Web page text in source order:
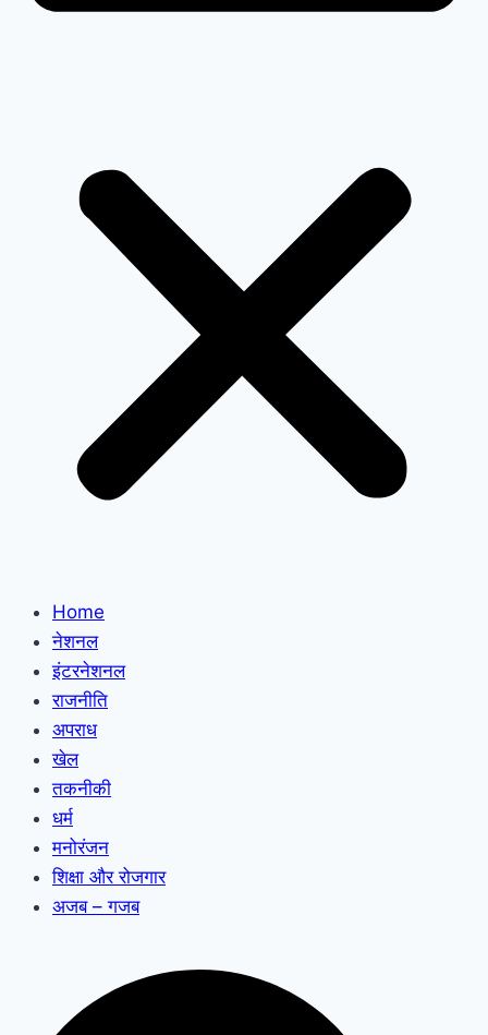
Home
नेशनल
इंटरनेशनल
राजनीति
अपराध
खेल
तकनीकी
धर्म
मनोरंजन
शिक्षा और रोजगार
अजब – गजब